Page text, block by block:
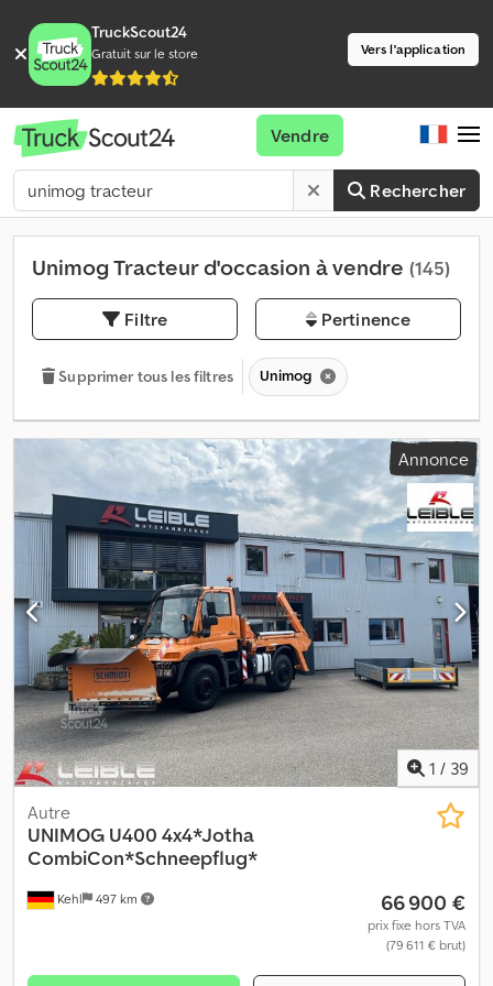
TruckScout24
Gratuit sur le store Vers l'application
Rechercher
Vendre
Unimog Tracteur d'occasion à vendre (145)
Filtre Pertinence
Supprimer tous les filtres Unimog
Annonce
1 / 39
Kehl 497 km
Autre
UNIMOG U400 4x4*Jotha
CombiCon*Schneepflug*
66 900 €
prix fixe hors TVA
(79 611 € brut)